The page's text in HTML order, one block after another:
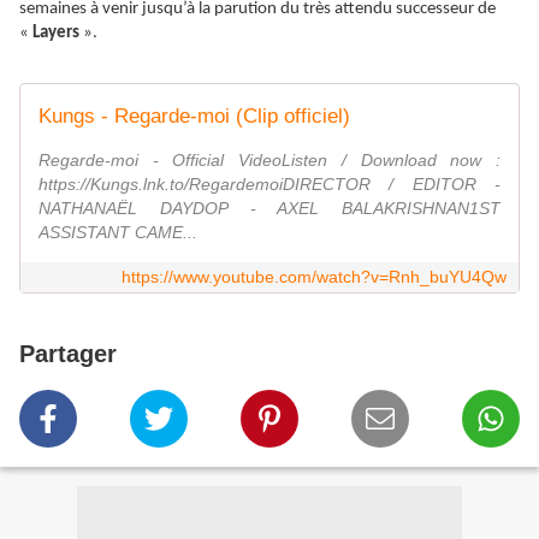
semaines à venir jusqu’à la parution du très attendu successeur de
« Layers ».
Kungs - Regarde-moi (Clip officiel)
Regarde-moi - Official VideoListen / Download now :
https://Kungs.lnk.to/RegardemoiDIRECTOR / EDITOR -
NATHANAËL DAYDOP - AXEL BALAKRISHNAN1ST
ASSISTANT CAME...
https://www.youtube.com/watch?v=Rnh_buYU4Qw
Partager